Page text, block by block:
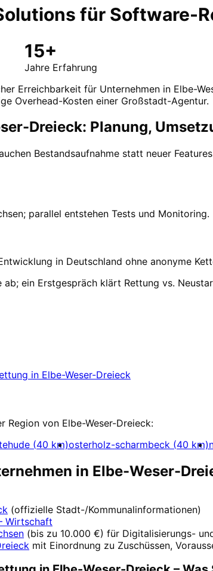
für Software-
15+
Jahre Erfahrung
Erreichbarkeit für Unternehmen in Elbe-
Overhead-Kosten einer Großstadt-Agentur.
Dreieck: Planung,
Bestandsaufnahme statt neuer
parallel entstehen Tests und Monitoring.
in Deutschland ohne anonyme
ein Erstgespräch klärt Rettung vs.
in Elbe-Weser-Dreieck
Region von Elbe-Weser-Dreieck:
(40 km)osterholz-scharmbeck (40 km)
in Elbe-Weser-
(offizielle Stadt-/Kommunalinformationen)
Wirtschaft
(bis zu 10.000 €) für Digitalisierungs-
mit Einordnung zu Zuschüssen,